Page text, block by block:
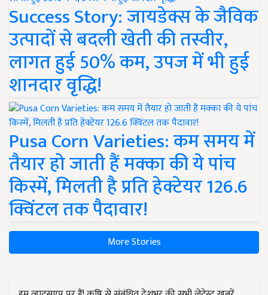
Success Story: जायडेक्स के जैविक
उत्पादों से बदली खेती की तस्वीर,
लागत हुई 50% कम, उपज में भी हुई
शानदार वृद्धि!
Pusa Corn Varieties: कम समय में
तैयार हो जाती हैं मक्का की ये पांच
किस्में, मिलती है प्रति हेक्टेयर 126.6
क्विंटल तक पैदावार!
More Stories